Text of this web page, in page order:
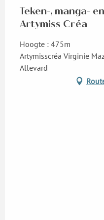
Teken-, manga-
Artymiss Créa
Hoogte : 475m
Artymisscréa Virginie
Allevard